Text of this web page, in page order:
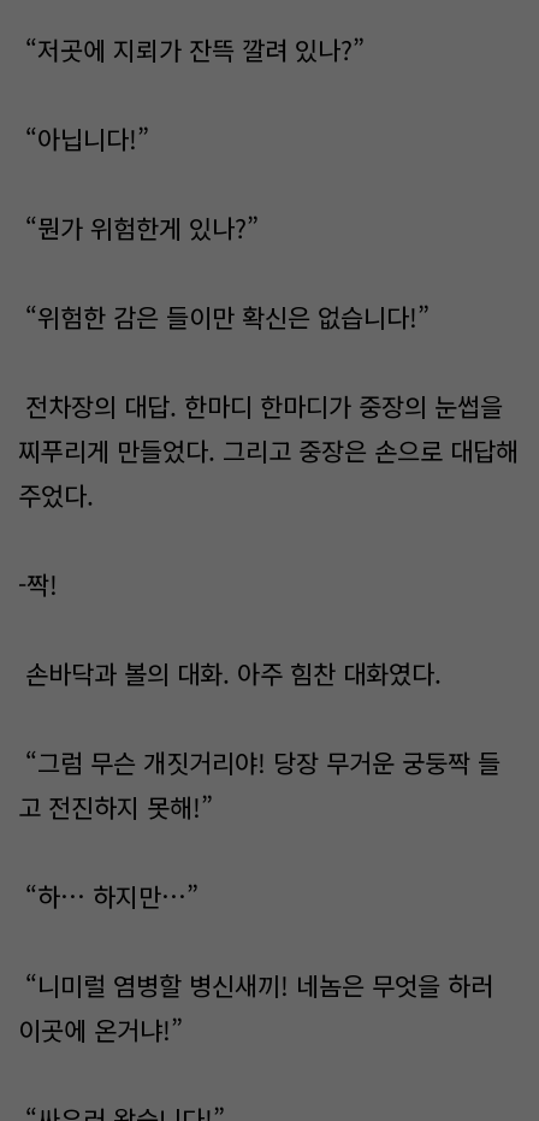
“저곳에 지뢰가 잔뜩 깔려 있나?”
“아닙니다!”
“뭔가 위험한게 있나?”
“위험한 감은 들이만 확신은 없습니다!”
전차장의 대답. 한마디 한마디가 중장의 눈썹을
찌푸리게 만들었다. 그리고 중장은 손으로 대답해
주었다.
-짝!
손바닥과 볼의 대화. 아주 힘찬 대화였다.
“그럼 무슨 개짓거리야! 당장 무거운 궁둥짝 들
고 전진하지 못해!”
“하… 하지만…”
“니미럴 염병할 병신새끼! 네놈은 무엇을 하러
이곳에 온거냐!”